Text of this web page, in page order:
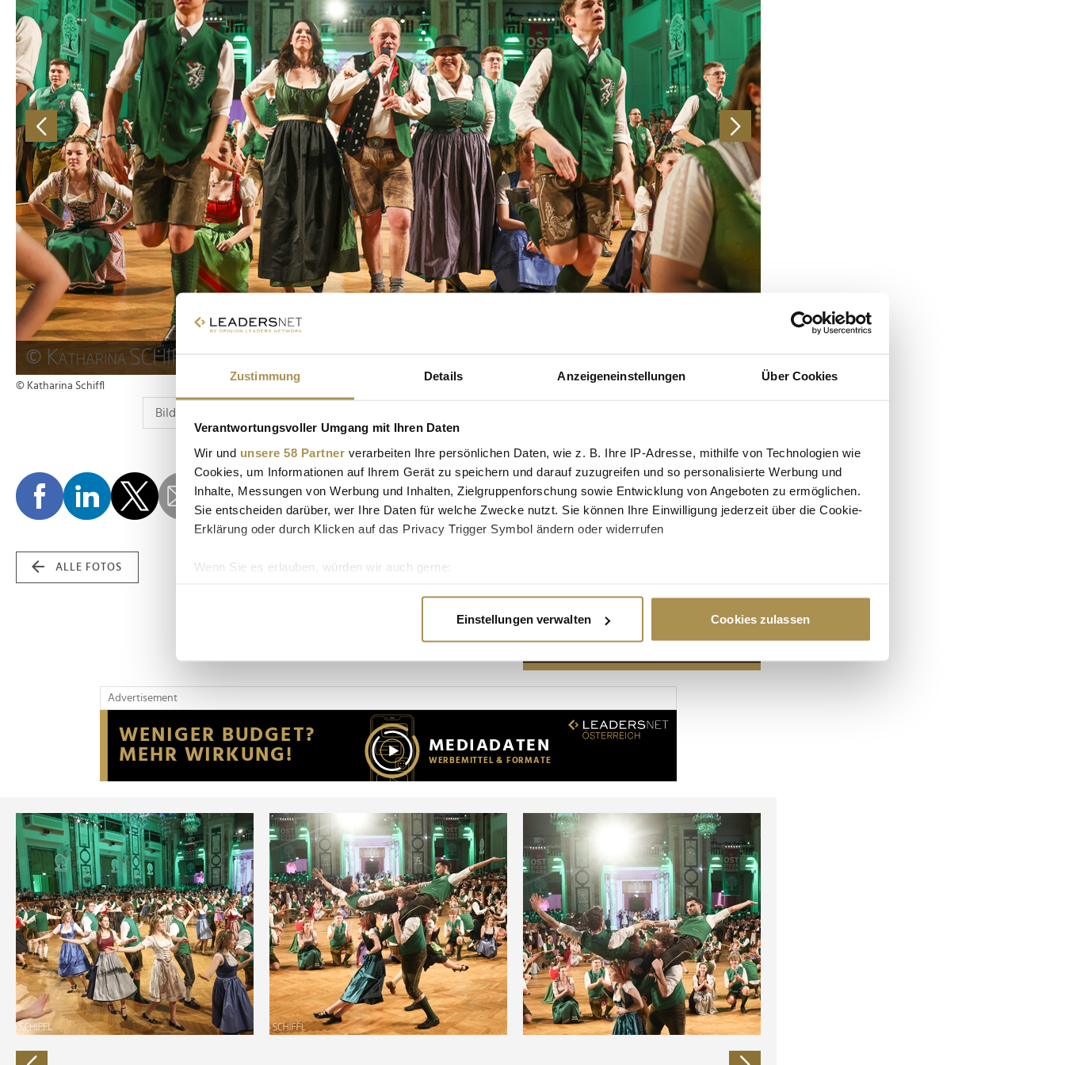
Zustimmung Details Anzeigeneinstellungen Über Cookies
Verantwortungsvoller Umgang mit Ihren Daten
Wir und unsere 58 Partner verarbeiten Ihre persönlichen Daten, wie z. B. Ihre IP-Adresse, mithilfe von Technologien wie
Cookies, um Informationen auf Ihrem Gerät zu speichern und darauf zuzugreifen und so personalisierte Werbung und
Inhalte, Messungen von Werbung und Inhalten, Zielgruppenforschung sowie Entwicklung von Angeboten zu ermöglichen.
Sie entscheiden darüber, wer Ihre Daten für welche Zwecke nutzt. Sie können Ihre Einwilligung jederzeit über die Cookie-
Erklärung oder durch Klicken auf das Privacy Trigger Symbol ändern oder widerrufen
Wenn Sie es erlauben, würden wir auch gerne:
Erfahren Sie mehr darüber, wie Ihre persönlichen Daten verarbeitet werden, und legen Sie Ihre Präferenzen im
Wir verwenden Cookies, um Inhalte und Anzeigen zu personalisieren, Funktionen für soziale Medien anbieten zu können
Website an unsere Partner für soziale Medien, Werbung und Analysen weiter. Unsere Partner führen diese Informationen
möglicherweise mit weiteren Daten zusammen, die Sie ihnen bereitgestellt haben oder die sie im Rahmen Ihrer Nutzung
der Dienste gesammelt haben.
Einstellungen verwalten Cookies zulassen
© Katharina Schiffl
ALLE FOTOS
Advertisement
Advertisement